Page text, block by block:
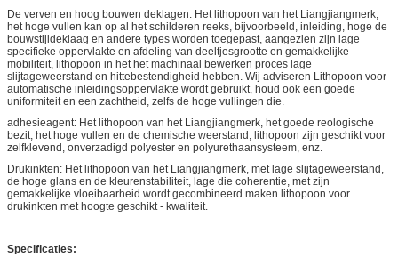
De verven en hoog bouwen deklagen: Het lithopoon van het Liangjiangmerk,
het hoge vullen kan op al het schilderen reeks, bijvoorbeeld, inleiding, hoge de
bouwstijldeklaag en andere types worden toegepast, aangezien zijn lage
specifieke oppervlakte en afdeling van deeltjesgrootte en gemakkelijke
mobiliteit, lithopoon in het het machinaal bewerken proces lage
slijtageweerstand en hittebestendigheid hebben. Wij adviseren Lithopoon voor
automatische inleidingsoppervlakte wordt gebruikt, houd ook een goede
uniformiteit en een zachtheid, zelfs de hoge vullingen die.
adhesieagent: Het lithopoon van het Liangjiangmerk, het goede reologische
bezit, het hoge vullen en de chemische weerstand, lithopoon zijn geschikt voor
zelfklevend, onverzadigd polyester en polyurethaansysteem, enz.
Drukinkten: Het lithopoon van het Liangjiangmerk, met lage slijtageweerstand,
de hoge glans en de kleurenstabiliteit, lage die coherentie, met zijn
gemakkelijke vloeibaarheid wordt gecombineerd maken lithopoon voor
drukinkten met hoogte geschikt - kwaliteit.
Specificaties: